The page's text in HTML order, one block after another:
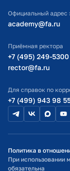
Официальный адрес
academy@fa.ru
Приёмная ректора
+7 (495) 249-
rector@fa.ru
Для справок по
+7 (499) 943 98
Политика в
При использовании
обязательна